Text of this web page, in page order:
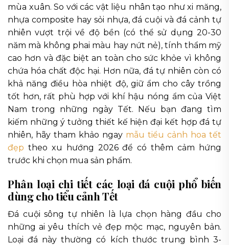
mùa xuân. So với các vật liệu nhân tạo như xi măng,
nhựa composite hay sỏi nhựa, đá cuội và đá cảnh tự
nhiên vượt trội về độ bền (có thể sử dụng 20-30
năm mà không phai màu hay nứt nẻ), tính thẩm mỹ
cao hơn và đặc biệt an toàn cho sức khỏe vì không
chứa hóa chất độc hại. Hơn nữa, đá tự nhiên còn có
khả năng điều hòa nhiệt độ, giữ ẩm cho cây trồng
tốt hơn, rất phù hợp với khí hậu nóng ẩm của Việt
Nam trong những ngày Tết. Nếu bạn đang tìm
kiếm những ý tưởng thiết kế hiện đại kết hợp đá tự
nhiên, hãy tham khảo ngay mẫu tiểu cảnh hoa tết
đẹp theo xu hướng 2026 để có thêm cảm hứng
trước khi chọn mua sản phẩm.
Phân loại chi tiết các loại đá cuội phổ biến
dùng cho tiểu cảnh Tết
Đá cuội sông tự nhiên là lựa chọn hàng đầu cho
những ai yêu thích vẻ đẹp mộc mạc, nguyên bản.
Loại đá này thường có kích thước trung bình 3-